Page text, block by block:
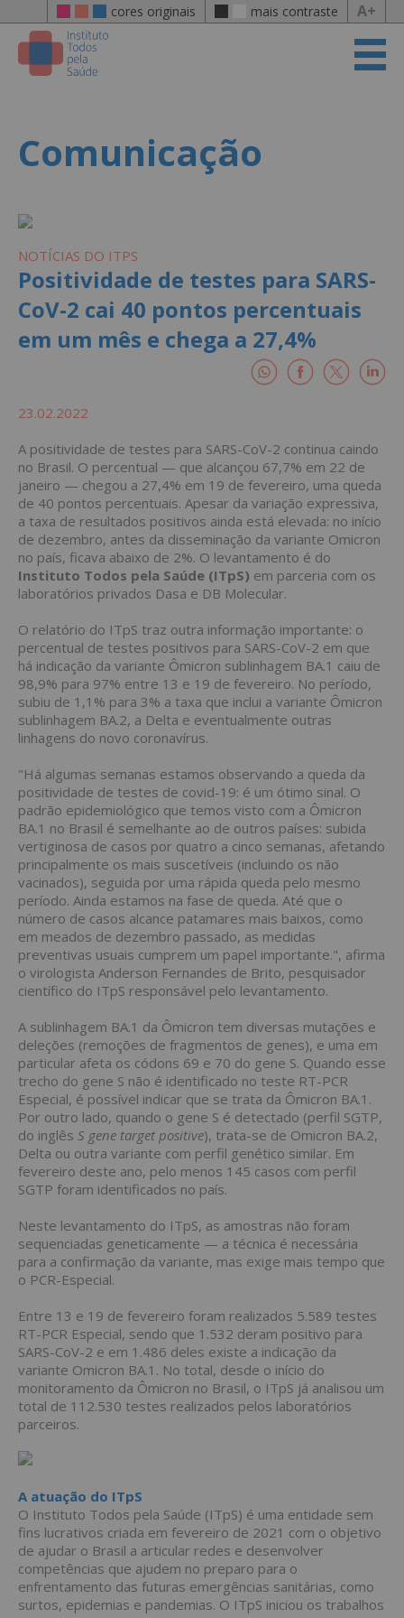
cores originais mais contraste A+
Comunicação
NOTÍCIAS DO ITPS
Positividade de testes para SARS-
CoV-2 cai 40 pontos percentuais
em um mês e chega a 27,4%
23.02.2022
A positividade de testes para SARS-CoV-2 continua caindo
no Brasil. O percentual — que alcançou 67,7% em 22 de
janeiro — chegou a 27,4% em 19 de fevereiro, uma queda
de 40 pontos percentuais. Apesar da variação expressiva,
a taxa de resultados positivos ainda está elevada: no início
de dezembro, antes da disseminação da variante Omicron
no país, ficava abaixo de 2%. O levantamento é do
Instituto Todos pela Saúde (ITpS) em parceria com os
laboratórios privados Dasa e DB Molecular.
O relatório do ITpS traz outra informação importante: o
percentual de testes positivos para SARS-CoV-2 em que
há indicação da variante Ômicron sublinhagem BA.1 caiu de
98,9% para 97% entre 13 e 19 de fevereiro. No período,
subiu de 1,1% para 3% a taxa que inclui a variante Ômicron
sublinhagem BA.2, a Delta e eventualmente outras
linhagens do novo coronavírus.
"Há algumas semanas estamos observando a queda da
positividade de testes de covid-19: é um ótimo sinal. O
padrão epidemiológico que temos visto com a Ômicron
BA.1 no Brasil é semelhante ao de outros países: subida
vertiginosa de casos por quatro a cinco semanas, afetando
principalmente os mais suscetíveis (incluindo os não
vacinados), seguida por uma rápida queda pelo mesmo
período. Ainda estamos na fase de queda. Até que o
número de casos alcance patamares mais baixos, como
em meados de dezembro passado, as medidas
preventivas usuais cumprem um papel importante.", afirma
o virologista Anderson Fernandes de Brito, pesquisador
científico do ITpS responsável pelo levantamento.
A sublinhagem BA.1 da Ômicron tem diversas mutações e
deleções (remoções de fragmentos de genes), e uma em
particular afeta os códons 69 e 70 do gene S. Quando esse
trecho do gene S não é identificado no teste RT-PCR
Especial, é possível indicar que se trata da Ômicron BA.1.
Por outro lado, quando o gene S é detectado (perfil SGTP,
do inglês S gene target positive), trata-se de Omicron BA.2,
Delta ou outra variante com perfil genético similar. Em
fevereiro deste ano, pelo menos 145 casos com perfil
SGTP foram identificados no país.
Neste levantamento do ITpS, as amostras não foram
sequenciadas geneticamente — a técnica é necessária
para a confirmação da variante, mas exige mais tempo que
o PCR-Especial.
Entre 13 e 19 de fevereiro foram realizados 5.589 testes
RT-PCR Especial, sendo que 1.532 deram positivo para
SARS-CoV-2 e em 1.486 deles existe a indicação da
variante Omicron BA.1. No total, desde o início do
monitoramento da Ômicron no Brasil, o ITpS já analisou um
total de 112.530 testes realizados pelos laboratórios
parceiros.
A atuação do ITpS
O Instituto Todos pela Saúde (ITpS) é uma entidade sem
fins lucrativos criada em fevereiro de 2021 com o objetivo
de ajudar o Brasil a articular redes e desenvolver
competências que ajudem no preparo para o
enfrentamento das futuras emergências sanitárias, como
surtos, epidemias e pandemias. O ITpS iniciou os trabalhos